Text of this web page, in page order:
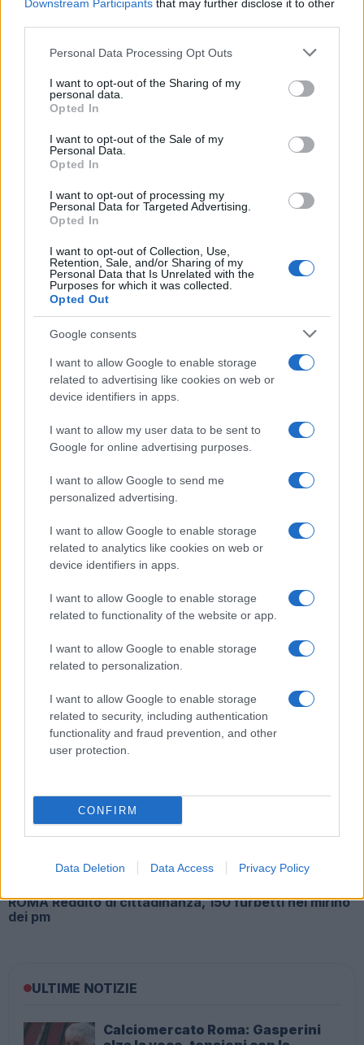
Downstream Participants that may further disclose it to other
Please note that this website/app uses one or more Google
not limited to your visit or usage behaviour. You may click to
grant or deny consent to Google and its third-party tags to
use your data for below specified purposes in below Google
consent section.
Personal Data Processing Opt Outs
I want to opt-out of the Sharing of my
personal data.
Opted In
I want to opt-out of the Sale of my
Personal Data.
Opted In
I want to opt-out of processing my
Personal Data for Targeted Advertising.
Opted In
I want to opt-out of Collection, Use,
Retention, Sale, and/or Sharing of my
Personal Data that Is Unrelated with the
Purposes for which it was collected.
Opted Out
Google consents
I want to allow Google to enable storage
related to advertising like cookies on web or
device identifiers in apps.
I want to allow my user data to be sent to
Google for online advertising purposes.
I want to allow Google to send me
personalized advertising.
I want to allow Google to enable storage
related to analytics like cookies on web or
device identifiers in apps.
I want to allow Google to enable storage
related to functionality of the website or app.
I want to allow Google to enable storage
related to personalization.
I want to allow Google to enable storage
related to security, including authentication
functionality and fraud prevention, and other
user protection.
CONFIRM
Data Deletion Data Access Privacy Policy
semplificazione e l’edilizia scolastica.
‘Frezza Cucina de
Coccio’ – Claudio
Amendola ‘ristora’
Successiva
Capodanno Roma,
il maxi evento
POTREBBE INTERESSARTI
12enne Disabile: Il Video Sui
Social
5 anni fa
PISONIANO Dodicenne pestato
dai bulli a scuola
bullismo cellulari
reddito di cittadinanza
Valditara
ARTICOLI CORRELATI
Banda Di Baby Bulle Picchia 12enne Disabile: Il Video
Sui Social
ROMA Reddito di cittadinanza, 150 furbetti nel mirino
dei pm
ULTIME NOTIZIE
Calciomercato Roma: Gasperini